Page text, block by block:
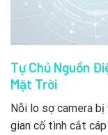
Tự Chủ Nguồn
Mặt Trời
Nỗi lo sợ camera
gian cố tình cắt